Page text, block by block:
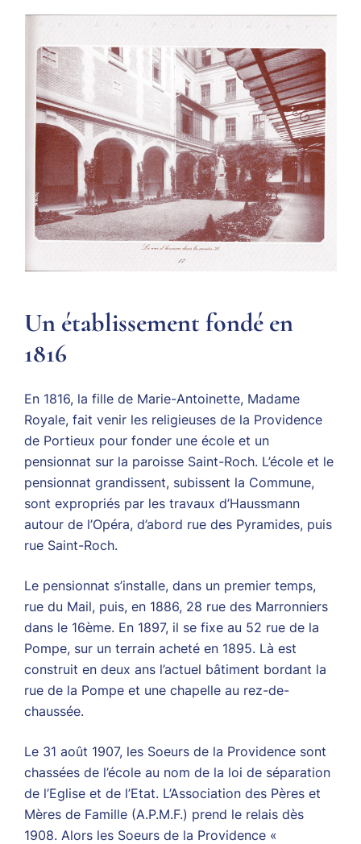
Un établissement fondé en
1816
En 1816, la fille de Marie-Antoinette, Madame
Royale, fait venir les religieuses de la Providence
de Portieux pour fonder une école et un
pensionnat sur la paroisse Saint-Roch. L’école et le
pensionnat grandissent, subissent la Commune,
sont expropriés par les travaux d’Haussmann
autour de l’Opéra, d’abord rue des Pyramides, puis
rue Saint-Roch.
Le pensionnat s’installe, dans un premier temps,
rue du Mail, puis, en 1886, 28 rue des Marronniers
dans le 16ème. En 1897, il se fixe au 52 rue de la
Pompe, sur un terrain acheté en 1895. Là est
construit en deux ans l’actuel bâtiment bordant la
rue de la Pompe et une chapelle au rez-de-
chaussée.
Le 31 août 1907, les Soeurs de la Providence sont
chassées de l’école au nom de la loi de séparation
de l’Eglise et de l’Etat. L’Association des Pères et
Mères de Famille (A.P.M.F.) prend le relais dès
1908. Alors les Soeurs de la Providence «